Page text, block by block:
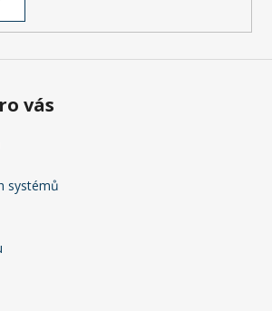
vás
systémů